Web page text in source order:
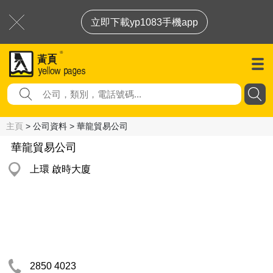
立即下載yp1083手機app
主頁 > 公司資料 > 華龍貿易公司
華龍貿易公司
上環 啟時大廈
2850 4023